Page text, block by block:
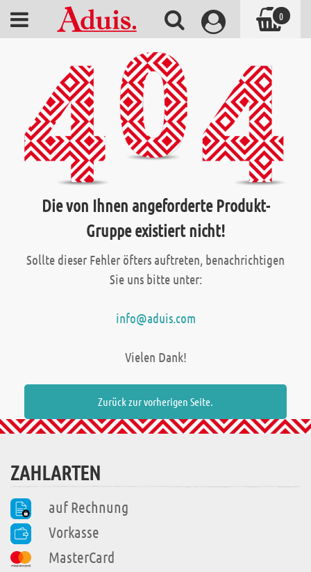
Die von Ihnen angeforderte Produkt-
Gruppe existiert nicht!
Sollte dieser Fehler öfters auftreten, benachrichtigen
Sie uns bitte unter:
info@aduis.com
Vielen Dank!
Zurück zur vorherigen Seite.
ZAHLARTEN
auf Rechnung
Vorkasse
MasterCard
0